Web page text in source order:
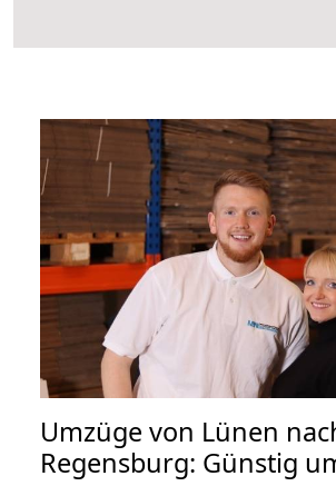
Umzüge von Lünen
Regensburg: Günstig